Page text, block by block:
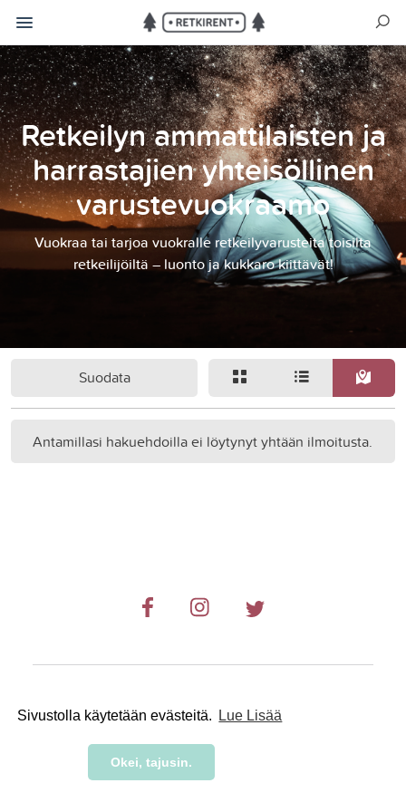
Sivustolla käytetään evästeitä. Lue Lisää
Okei, tajusin.
Retkeilyn ammattilaisten ja
harrastajien yhteisöllinen
varustevuokraamo
Vuokraa tai tarjoa vuokralle retkeilyvarusteita toisilta
retkeilijöiltä – luonto ja kukkaro kiittävät!
Suodata
Antamillasi hakuehdoilla ei löytynyt yhtään ilmoitusta.